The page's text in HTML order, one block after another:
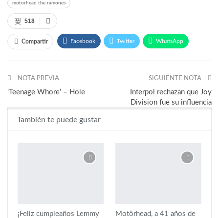
motorhead the ramones
518
Compartir Facebook Twitter WhatsApp
NOTA PREVIA
‘Teenage Whore’ – Hole
SIGUIENTE NOTA
Interpol rechazan que Joy
Division fue su influencia
También te puede gustar
¡Feliz cumpleaños Lemmy
Motörhead, a 41 años de